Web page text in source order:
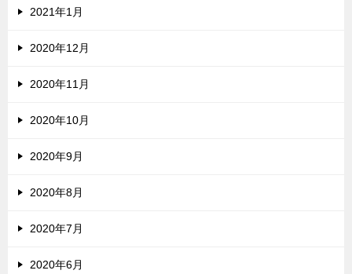
2021年1月
2020年12月
2020年11月
2020年10月
2020年9月
2020年8月
2020年7月
2020年6月